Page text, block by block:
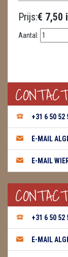
ZAKJES
Prijs:€ 7,50
Aantal:
+31 6 50 52
E-MAIL
E-MAIL
+31 6 50 52
E-MAIL